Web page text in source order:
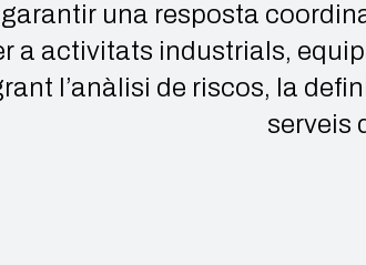
garantir una resposta
a activitats industrials,
l’anàlisi de riscos, la
serveis